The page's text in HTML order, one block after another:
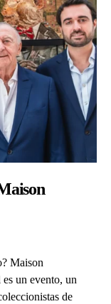
Maison
un evento, un
de